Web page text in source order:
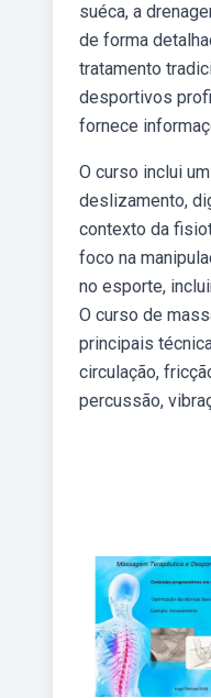
suéca, a
de forma
tratamento
desportivos
fornece
O curso inclui
deslizamento,
contexto da
foco na
no esporte,
O curso de
principais
circulação,
percussão,